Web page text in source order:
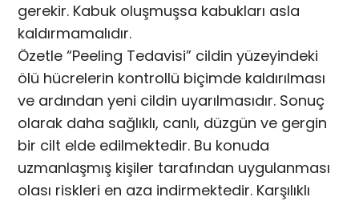
gerekir. Kabuk oluşmuşsa kabukları asla
kaldırmamalıdır.
Özetle “Peeling Tedavisi” cildin yüzeyindeki
ölü hücrelerin kontrollü biçimde kaldırılması
ve ardından yeni cildin uyarılmasıdır. Sonuç
olarak daha sağlıklı, canlı, düzgün ve gergin
bir cilt elde edilmektedir. Bu konuda
uzmanlaşmış kişiler tarafından uygulanması
olası riskleri en aza indirmektedir. Karşılıklı